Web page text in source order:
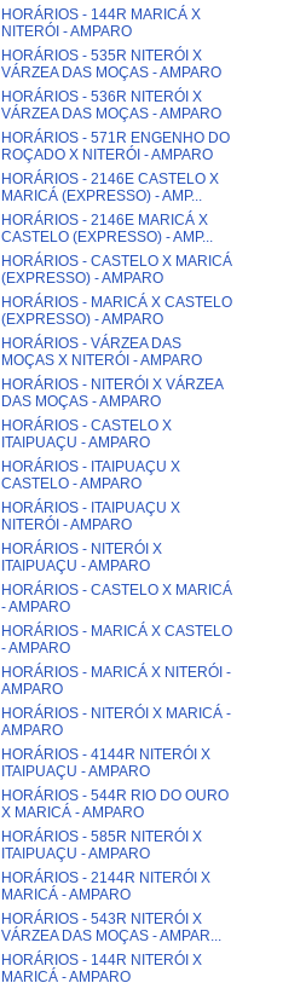
HORÁRIOS - 144R MARICÁ X
NITERÓI - AMPARO
HORÁRIOS - 535R NITERÓI X
VÁRZEA DAS MOÇAS - AMPARO
HORÁRIOS - 536R NITERÓI X
VÁRZEA DAS MOÇAS - AMPARO
HORÁRIOS - 571R ENGENHO DO
ROÇADO X NITERÓI - AMPARO
HORÁRIOS - 2146E CASTELO X
MARICÁ (EXPRESSO) - AMP...
HORÁRIOS - 2146E MARICÁ X
CASTELO (EXPRESSO) - AMP...
HORÁRIOS - CASTELO X MARICÁ
(EXPRESSO) - AMPARO
HORÁRIOS - MARICÁ X CASTELO
(EXPRESSO) - AMPARO
HORÁRIOS - VÁRZEA DAS
MOÇAS X NITERÓI - AMPARO
HORÁRIOS - NITERÓI X VÁRZEA
DAS MOÇAS - AMPARO
HORÁRIOS - CASTELO X
ITAIPUAÇU - AMPARO
HORÁRIOS - ITAIPUAÇU X
CASTELO - AMPARO
HORÁRIOS - ITAIPUAÇU X
NITERÓI - AMPARO
HORÁRIOS - NITERÓI X
ITAIPUAÇU - AMPARO
HORÁRIOS - CASTELO X MARICÁ
- AMPARO
HORÁRIOS - MARICÁ X CASTELO
- AMPARO
HORÁRIOS - MARICÁ X NITERÓI -
AMPARO
HORÁRIOS - NITERÓI X MARICÁ -
AMPARO
HORÁRIOS - 4144R NITERÓI X
ITAIPUAÇU - AMPARO
HORÁRIOS - 544R RIO DO OURO
X MARICÁ - AMPARO
HORÁRIOS - 585R NITERÓI X
ITAIPUAÇU - AMPARO
HORÁRIOS - 2144R NITERÓI X
MARICÁ - AMPARO
HORÁRIOS - 543R NITERÓI X
VÁRZEA DAS MOÇAS - AMPAR...
HORÁRIOS - 144R NITERÓI X
MARICÁ - AMPARO